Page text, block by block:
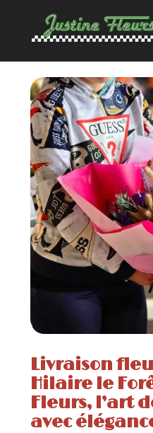
Livraison
Hilaire le
Fleurs, l’art
avec